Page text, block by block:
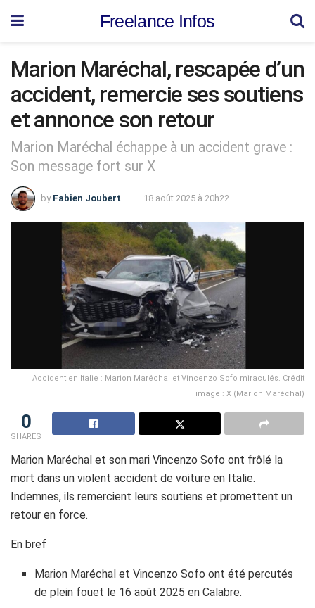
Freelance Infos
Marion Maréchal, rescapée d’un
accident, remercie ses soutiens
et annonce son retour
Marion Maréchal échappe à un accident grave :
Son message fort sur X
by Fabien Joubert 18 août 2025 à 20h22
Accident en Italie : Marion Maréchal et Vincenzo Sofo miraculés. Crédit
image : X (Marion Maréchal)
0
SHARES
Marion Maréchal et son mari Vincenzo Sofo ont frôlé la
mort dans un violent accident de voiture en Italie.
Indemnes, ils remercient leurs soutiens et promettent un
retour en force.
En bref
Marion Maréchal et Vincenzo Sofo ont été percutés
de plein fouet le 16 août 2025 en Calabre.